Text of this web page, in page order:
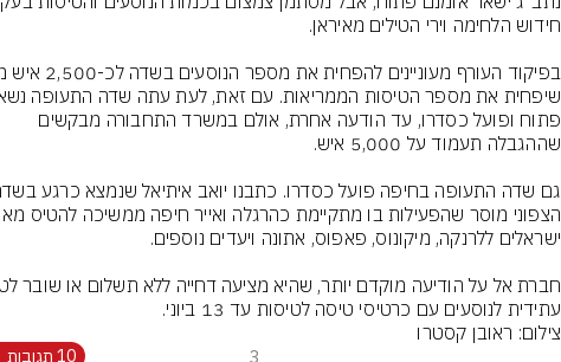
עתידית לנוסעים עם כרטיסי טיסה לטיסות עד 13 ביוני.
צילום: ראובן קסטרו
3 10 תגובות